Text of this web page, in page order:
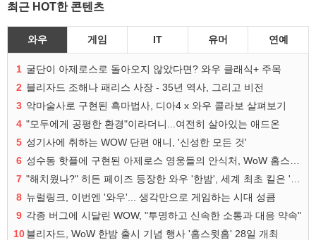
최근 HOT한 콘텐츠
와우 게임 IT 유머 연예
1 굴단이 아제로스로 돌아오지 않았다면? 와우 클래식+ 주목
2 블리자드 조해나 패리스 사장 - 35년 역사, 그리고 비전
3 악마술사로 구현된 흑마법사, 디아4 x 와우 콜라보 살펴보기
4 "모두에게 공평한 환경"이라더니...여전히 살아있는 애드온
5 성기사에 취하는 WOW 단편 애니, '신성한 모든 것'
6
7
8 뉴럴링크, 이번엔 '와우'... 생각만으로 게임하는 시대 성큼
9 각종 버그에 시달린 WOW, "투명하고 신속한 소통과 대응 약속"
10블리자드, WoW 한밤 출시 기념 행사 '홈스윗홈' 28일 개최